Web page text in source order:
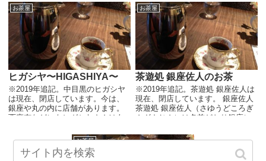
ですね。お店は入り口に「入ると
きは声をかけてください」という
文...
にあるので、奥に長く伸びた造り
になっています。入り口から奥ま
で長いカウンターが続...
お茶屋
ヒガシヤ〜HIGASHIYA〜
※2019年追記。中目黒のヒガシヤ
は現在、閉店しています。今は、
銀座や丸の内に店舗があります。
西麻布などにもヒガシヤさんはあ
す。銀座のヒガシヤは10回くらい
は行ってます。店舗紹介は銀座店
を載せておきます。 ...
お茶屋
茶遊処 銀座佐人のお茶
※2019年追記。茶遊処 銀座佐人は
現在、閉店しています。 銀座佐人
茶遊処 銀座佐人（さゆうどころぎ
んざさじん）は名前どおり銀座に
っそりと営業しているので、知ら
お茶屋